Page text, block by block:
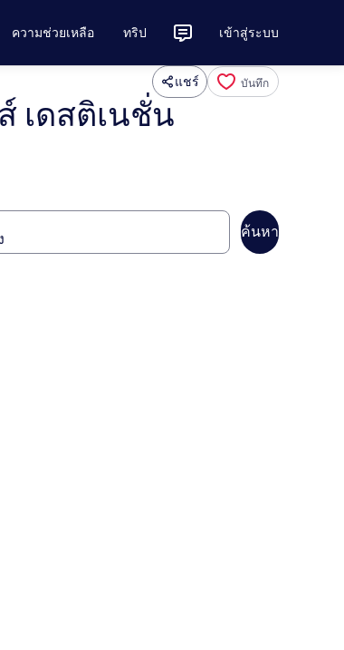
ความช่วยเหลือ ทริป เข้าสู่ระบบ
แชร์ บันทึก
เดสติเนชั่น
ค้นหา